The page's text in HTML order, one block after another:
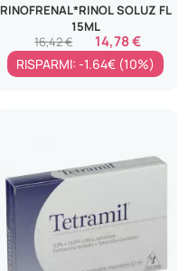
RINOFRENAL*RINOL SOLUZ FL
15ML
14,78 €
16,42 €
RISPARMI: -1.64€ (10%)